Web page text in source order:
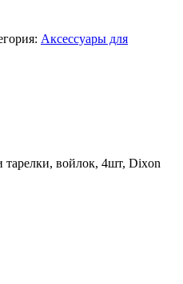
Аксессуары для
войлок, 4шт, Dixon